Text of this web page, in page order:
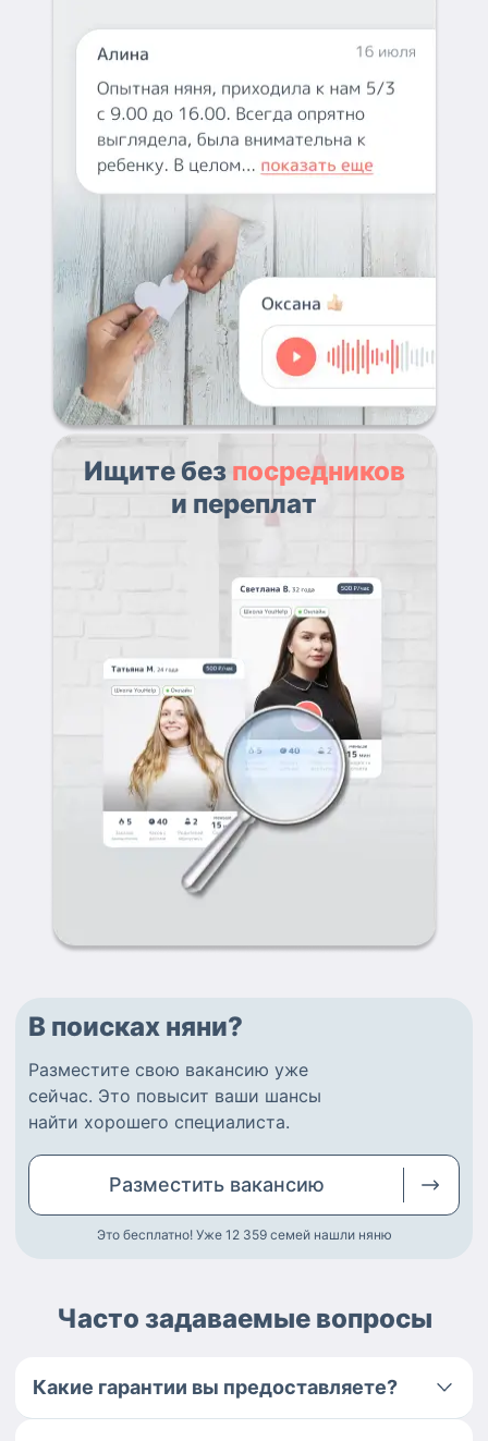
Ищите без посредников
и переплат
В поисках няни?
Разместите свою вакансию уже
сейчас. Это повысит ваши шансы
найти хорошего специалиста.
Разместить вакансию
Это бесплатно! Уже 12 359 семей нашли няню
Часто задаваемые вопросы
Какие гарантии вы предоставляете?